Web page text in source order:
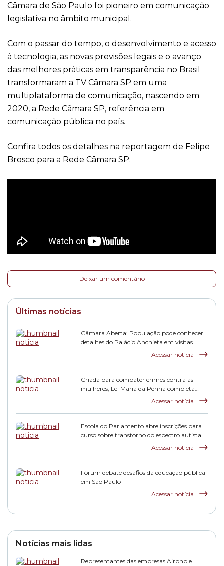
Câmara de São Paulo foi pioneiro em comunicação
legislativa no âmbito municipal.
Com o passar do tempo, o desenvolvimento e acesso
à tecnologia, as novas previsões legais e o avanço
das melhores práticas em transparência no Brasil
transformaram a TV Câmara SP em uma
multiplataforma de comunicação, nascendo em
2020, a Rede Câmara SP, referência em
comunicação pública no país.
Confira todos os detalhes na reportagem de Felipe
Brosco para a Rede Câmara SP:
Deixar um comentário
Últimas notícias
Câmara Aberta: População pode conhecer
detalhes do Palácio Anchieta em visitas
Acessar notícia
Criada para combater crimes contra as
mulheres, Lei Maria da Penha completa
Acessar notícia
Escola do Parlamento abre inscrições para
curso sobre transtorno do espectro autista e
Acessar notícia
Fórum debate desafios da educação pública
em São Paulo
Acessar notícia
Notícias mais lidas
Representantes das empresas Airbnb e